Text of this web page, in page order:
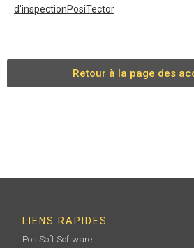
d'inspectionPosiTector
Retour à la page des
LIENS RAPIDES
PosiSoft Software